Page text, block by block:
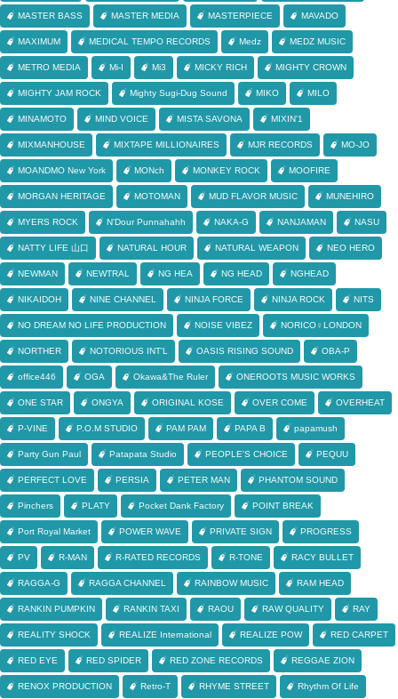
MASTER BASS MASTER MEDIA MASTERPIECE MAVADO
MAXIMUM MEDICAL TEMPO RECORDS Medz MEDZ MUSIC
METRO MEDIA Mi-I Mi3 MICKY RICH MIGHTY CROWN
MIGHTY JAM ROCK Mighty Sugi-Dug Sound MIKO MILO
MINAMOTO MIND VOICE MISTA SAVONA MIXIN'1
MIXMANHOUSE MIXTAPE MILLIONAIRES MJR RECORDS MO-JO
MOANDMO New York MONch MONKEY ROCK MOOFIRE
MORGAN HERITAGE MOTOMAN MUD FLAVOR MUSIC MUNEHIRO
MYERS ROCK N'Dour Punnahahh NAKA-G NANJAMAN NASU
NATTY LIFE 山口 NATURAL HOUR NATURAL WEAPON NEO HERO
NEWMAN NEWTRAL NG HEA NG HEAD NGHEAD
NIKAIDOH NINE CHANNEL NINJA FORCE NINJA ROCK NITS
NO DREAM NO LIFE PRODUCTION NOISE VIBEZ NORICO♀LONDON
NORTHER NOTORIOUS INT'L OASIS RISING SOUND OBA-P
office446 OGA Okawa&The Ruler ONEROOTS MUSIC WORKS
ONE STAR ONGYA ORIGINAL KOSE OVER COME OVERHEAT
P-VINE P.O.M STUDIO PAM PAM PAPA B papamush
Party Gun Paul Patapata Studio PEOPLE'S CHOICE PEQUU
PERFECT LOVE PERSIA PETER MAN PHANTOM SOUND
Pinchers PLATY Pocket Dank Factory POINT BREAK
Port Royal Market POWER WAVE PRIVATE SIGN PROGRESS
PV R-MAN R-RATED RECORDS R-TONE RACY BULLET
RAGGA-G RAGGA CHANNEL RAINBOW MUSIC RAM HEAD
RANKIN PUMPKIN RANKIN TAXI RAOU RAW QUALITY RAY
REALITY SHOCK REALIZE International REALIZE POW RED CARPET
RED EYE RED SPIDER RED ZONE RECORDS REGGAE ZION
RENOX PRODUCTION Retro-T RHYME STREET Rhythm Of Life